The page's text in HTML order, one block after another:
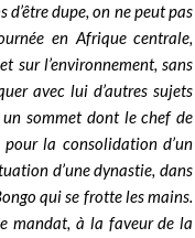
dupe, on ne peut pas
en Afrique centrale,
sur l’environnement, sans
avec lui d’autres sujets
sommet dont le chef de
la consolidation d’un
d’une dynastie, dans
qui se frotte les mains.
mandat, à la faveur de la